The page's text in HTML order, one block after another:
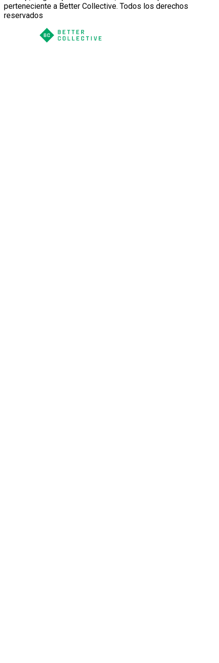
perteneciente a Better Collective. Todos los derechos
reservados